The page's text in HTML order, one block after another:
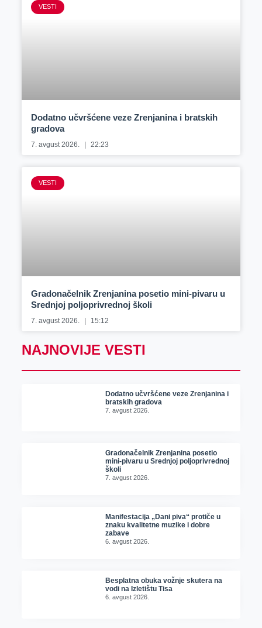
VESTI
Dodatno učvršćene veze Zrenjanina i bratskih
gradova
7. avgust 2026. 22:23
VESTI
Gradonačelnik Zrenjanina posetio mini-pivaru u
Srednjoj poljoprivrednoj školi
7. avgust 2026. 15:12
NAJNOVIJE VESTI
Dodatno učvršćene veze Zrenjanina i
bratskih gradova
7. avgust 2026.
Gradonačelnik Zrenjanina posetio
mini-pivaru u Srednjoj poljoprivrednoj
školi
7. avgust 2026.
Manifestacija „Dani piva“ protiče u
znaku kvalitetne muzike i dobre
zabave
6. avgust 2026.
Besplatna obuka vožnje skutera na
vodi na Izletištu Tisa
6. avgust 2026.